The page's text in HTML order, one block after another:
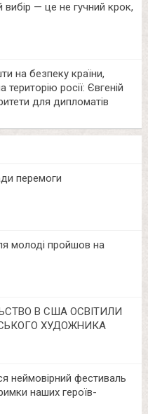
вибір — це не гучний крок,
на безпеку країни,
територію росії: Євгеній
для дипломатів
перемоги
молоді пройшов на
В США ОСВІТИЛИ
ХУДОЖНИКА
неймовірний фестиваль
наших героїв-